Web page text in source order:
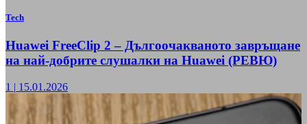
Tech
Huawei FreeClip 2 – Дългоочакваното завръщане
на най-добрите слушалки на Huawei (РЕВЮ)
1 | 15.01.2026